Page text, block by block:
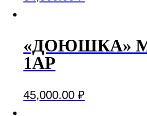
«ДОЮШКА»
1АР
45,000.00 ₽